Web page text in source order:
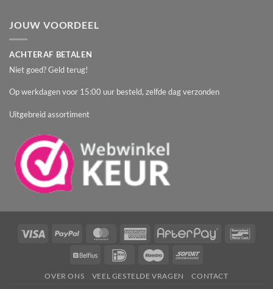
JOUW VOORDEEL
ACHTERAF BETALEN
Niet goed? Geld terug!
Op werkdagen voor 15:00 uur besteld, zelfde dag verzonden
Uitgebreid assortiment
Visa PayPal MasterCardAmerican
AfterPay
Belfius IDeal Maestro Sofort
OVER ONS VEEL GESTELDE VRAGEN CONTACT